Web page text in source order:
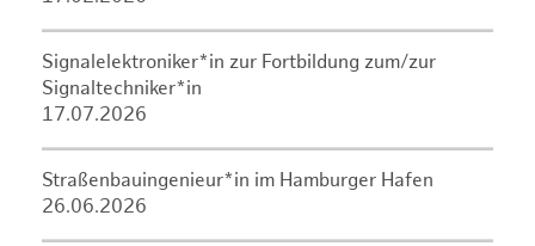
Signalelektroniker*in zur Fortbildung zum/zur
Signaltechniker*in
17.07.2026
Straßenbauingenieur*in im Hamburger Hafen
26.06.2026